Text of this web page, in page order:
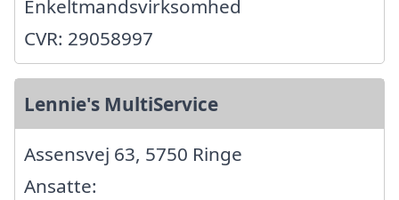
Enkeltmandsvirksomhed
CVR: 29058997
Lennie's MultiService
Assensvej 63, 5750 Ringe
Ansatte: